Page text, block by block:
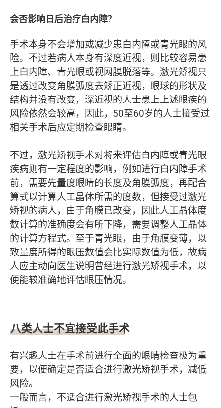
会否影响日后治疗白内障？
手术本身不会增加或减少患白内障或青光眼的风
险。不过若病人本身有深度近视，则比较容易患
上白内障、青光眼或视网膜脱落等。激光矫视只
是透过改变角膜弧度去矫正近视，眼球的形状及
结构并没有改变，深近视的人士患上上述眼疾的
风险依然会较高，因此，50至60岁的人士接受过
相关手术后应定期检查眼睛。
不过，激光矫视手术对将来评估白内障或青光眼
疾病则有一定程度的影响，例如进行白内障手术
前，需要先量度眼睛的长度及角膜弧度，再配合
算式以计算人工晶体所需的度数，但接受过激光
矫视的病人，由于角膜已改变，因此人工晶体度
数计算的准确度会有所下降，需要调整人工晶体
的计算方程式。至于青光眼，由于角膜变薄，以
致量度所得的眼压数值会比实际数值为低，故病
人应主动向医生说明曾经进行激光矫视手术，以
便能较准确地评估眼压情况。
八类人士不宜接受此手术
有兴趣人士在手术前进行全面的眼睛检查极为重
要，以便确定是否适合进行激光矫视手术，减低
风险。
一般而言，不适合进行激光矫视手术的人士包